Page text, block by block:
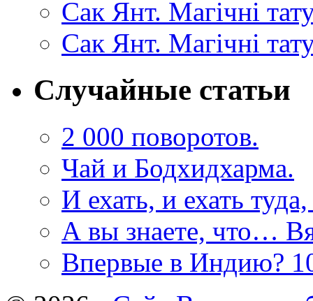
Сак Янт. Магічні
Сак Янт. Магічні
Случайные статьи
2 000 поворотов.
Чай и Бодхидхарма.
И ехать, и ехать
А вы знаете, что…
Впервые в Индию?